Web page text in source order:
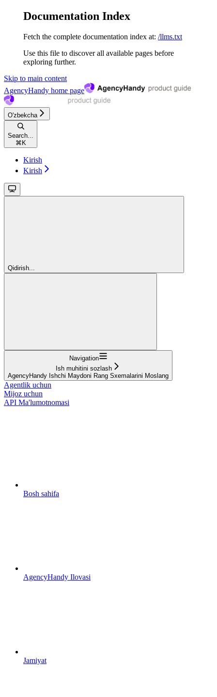
Documentation Index
Fetch the complete documentation index at: /llms.txt
Use this file to discover all available pages before
exploring further.
Skip to main content
AgencyHandy home page
O'zbekcha
Search...
⌘ K
Kirish
Kirish
Qidirish...
Navigation
Ish muhitini sozlash
AgencyHandy Ishchi Maydoni Rang Sxemalarini Moslang
Agentlik uchun
Mijoz uchun
API Ma'lumotnomasi
Bosh sahifa
AgencyHandy Ilovasi
Jamiyat